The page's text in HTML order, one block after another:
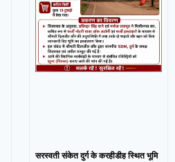
सरस्वती संकेत दुर्ग के करहीडीह स्थित भूमि